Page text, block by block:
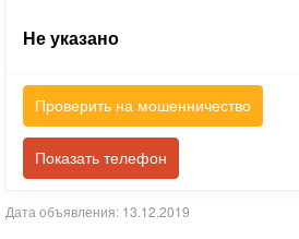
Не указано
Проверить на мошенничество
Показать телефон
Дата объявления: 13.12.2019